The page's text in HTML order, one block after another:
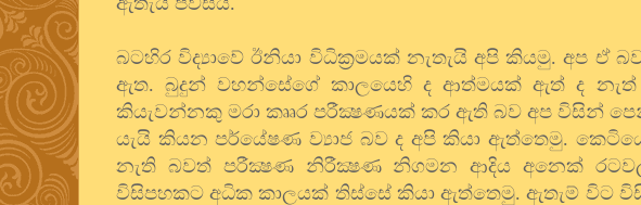
බටහිර විද්‍යාවේ ඊනියා විධික්‍රමයක් නැතැයි අපි කියමු. අප ඒ
ඇත. බුදුන් වහන්සේගේ කාලයෙහි ද ආත්මයක් ඇත් ද නැත්
කියැවන්නකු මරා කෲර පරීක්‍ෂණයක් කර ඇති බව අප විසින්
යැයි කියන පර්යේෂණ ව්‍යාජ බව ද අපි කියා ඇත්තෙමු.
නැති බවත් පරීක්‍ෂණ නිරීක්‍ෂණ නිගමන ආදිය අනෙක්
විසිපහකට අධික කාලයක් තිස්සේ කියා ඇත්තෙමු. ඇතැම් විට